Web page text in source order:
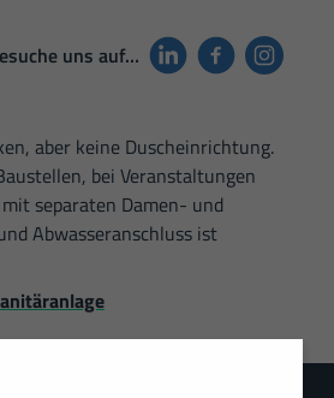
uns auf…
aber keine Duscheinrichtung.
bei Veranstaltungen
separaten Damen- und
Abwasseranschluss ist